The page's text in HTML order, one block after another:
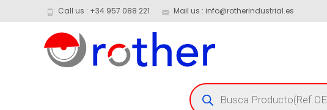
Call us : +34 957 088 221 Mail us : info@rotherindustrial.es